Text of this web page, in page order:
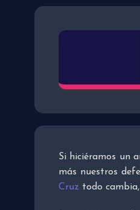
Si hiciéramos un
más nuestros
Cruz todo